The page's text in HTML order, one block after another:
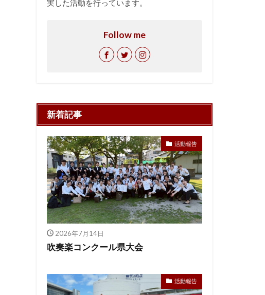
実した活動を行っています。
Follow me
新着記事
活動報告
2026年7月14日
吹奏楽コンクール県大会
活動報告